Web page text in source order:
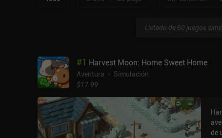
Listado de 60 juegos
#1 Harvest Moon: Home Sweet Home
Aventura
Simulación
$17.99
de